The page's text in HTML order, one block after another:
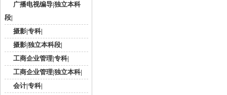
广播电视编导|独立本科
段|
摄影|专科|
摄影|独立本科段|
工商企业管理|专科|
工商企业管理|独立本科|
会计|专科|